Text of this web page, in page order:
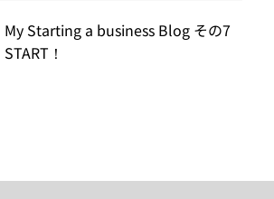
My Starting a business Blog その7
START！